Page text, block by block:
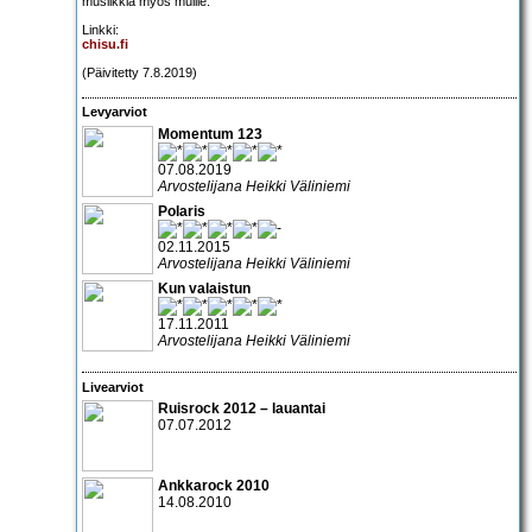
Linkki:
chisu.fi
(Päivitetty 7.8.2019)
Levyarviot
Momentum 123
07.08.2019
Arvostelijana Heikki Väliniemi
Polaris
02.11.2015
Arvostelijana Heikki Väliniemi
Kun valaistun
17.11.2011
Arvostelijana Heikki Väliniemi
Livearviot
Ruisrock 2012 – lauantai
07.07.2012
Ankkarock 2010
14.08.2010